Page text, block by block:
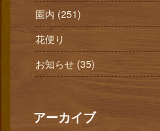
園内 (251)
花便り
お知らせ (35)
アーカイブ